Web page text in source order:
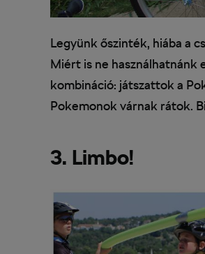
Legyünk őszinték, hiába a
Miért is ne használhatnánk
kombináció: játszattok a
Pokemonok várnak rátok.
3. Limbo!